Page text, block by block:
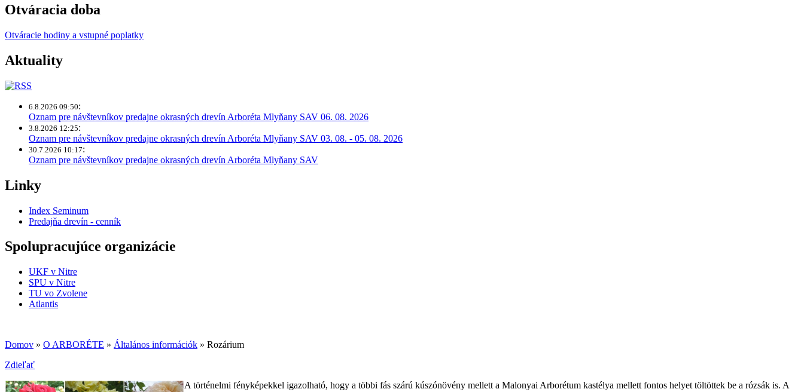
Otváracia doba
Otváracie hodiny a vstupné poplatky
Aktuality
6.8.2026 09:50:
Oznam pre návštevníkov predajne okrasných drevín Arboréta Mlyňany SAV 06. 08. 2026
3.8.2026 12:25:
Oznam pre návštevníkov predajne okrasných drevín Arboréta Mlyňany SAV 03. 08. - 05. 08. 2026
30.7.2026 10:17:
Oznam pre návštevníkov predajne okrasných drevín Arboréta Mlyňany SAV
Linky
Index Seminum
Predajňa drevín - cenník
Spolupracujúce organizácie
UKF v Nitre
SPU v Nitre
TU vo Zvolene
Atlantis
Domov » O ARBORÉTE » Általános információk » Rozárium
Zdieľať
A történelmi fényképekkel igazolható, hogy a többi fás szárú kúszónövény mellett a Malonyai Arborétum kastélya mellett fontos helyet töltöttek be a rózsák is. A